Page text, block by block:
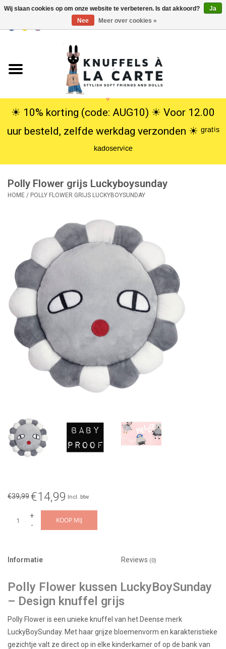
USD
Knuffels
Poppen
SALE
Cadeauservice
Lookbooks
Merken
☀︎ 10% korting (code: AUG10) ☀︎ Voor 12.00
uur besteld, zelfde werkdag verzonden ☀︎ ᵍʳᵃᵗⁱˢ
ᵏᵃᵈᵒˢᵉʳᵛⁱᶜᵉ
Polly Flower grijs Luckyboysunday
HOME / POLLY FLOWER GRIJS LUCKYBOYSUNDAY
€39,99€14,99 Incl. btw
+
-
KOOP MIJ
Informatie Reviews (0)
Polly Flower kussen LuckyBoySunday
– Design knuffel grijs
Polly Flower is een unieke knuffel van het Deense merk
LuckyBoySunday. Met haar grijze bloemenvorm en karakteristieke
gezichtje valt ze direct op in elke kinderkamer of op de bank van
Wij slaan cookies op om onze website te verbeteren. Is dat akkoord?
Ja
Nee
Meer over cookies »